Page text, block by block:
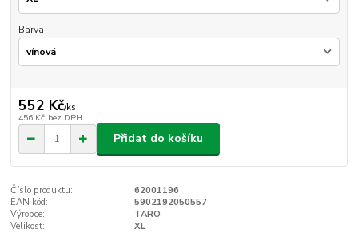
Barva
552 Kč/ks
456 Kč bez DPH
Přidat do košíku
Číslo produktu:
62001196
EAN kód:
5902192050557
Výrobce:
TARO
Velikost:
XL